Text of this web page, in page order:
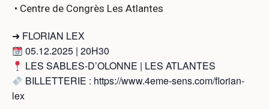
• Centre de Congrès Les Atlantes
➜ FLORIAN LEX
05.12.2025 | 20H30
LES SABLES-D’OLONNE | LES ATLANTES
BILLETTERIE : https://www.4eme-sens.com/florian-
lex